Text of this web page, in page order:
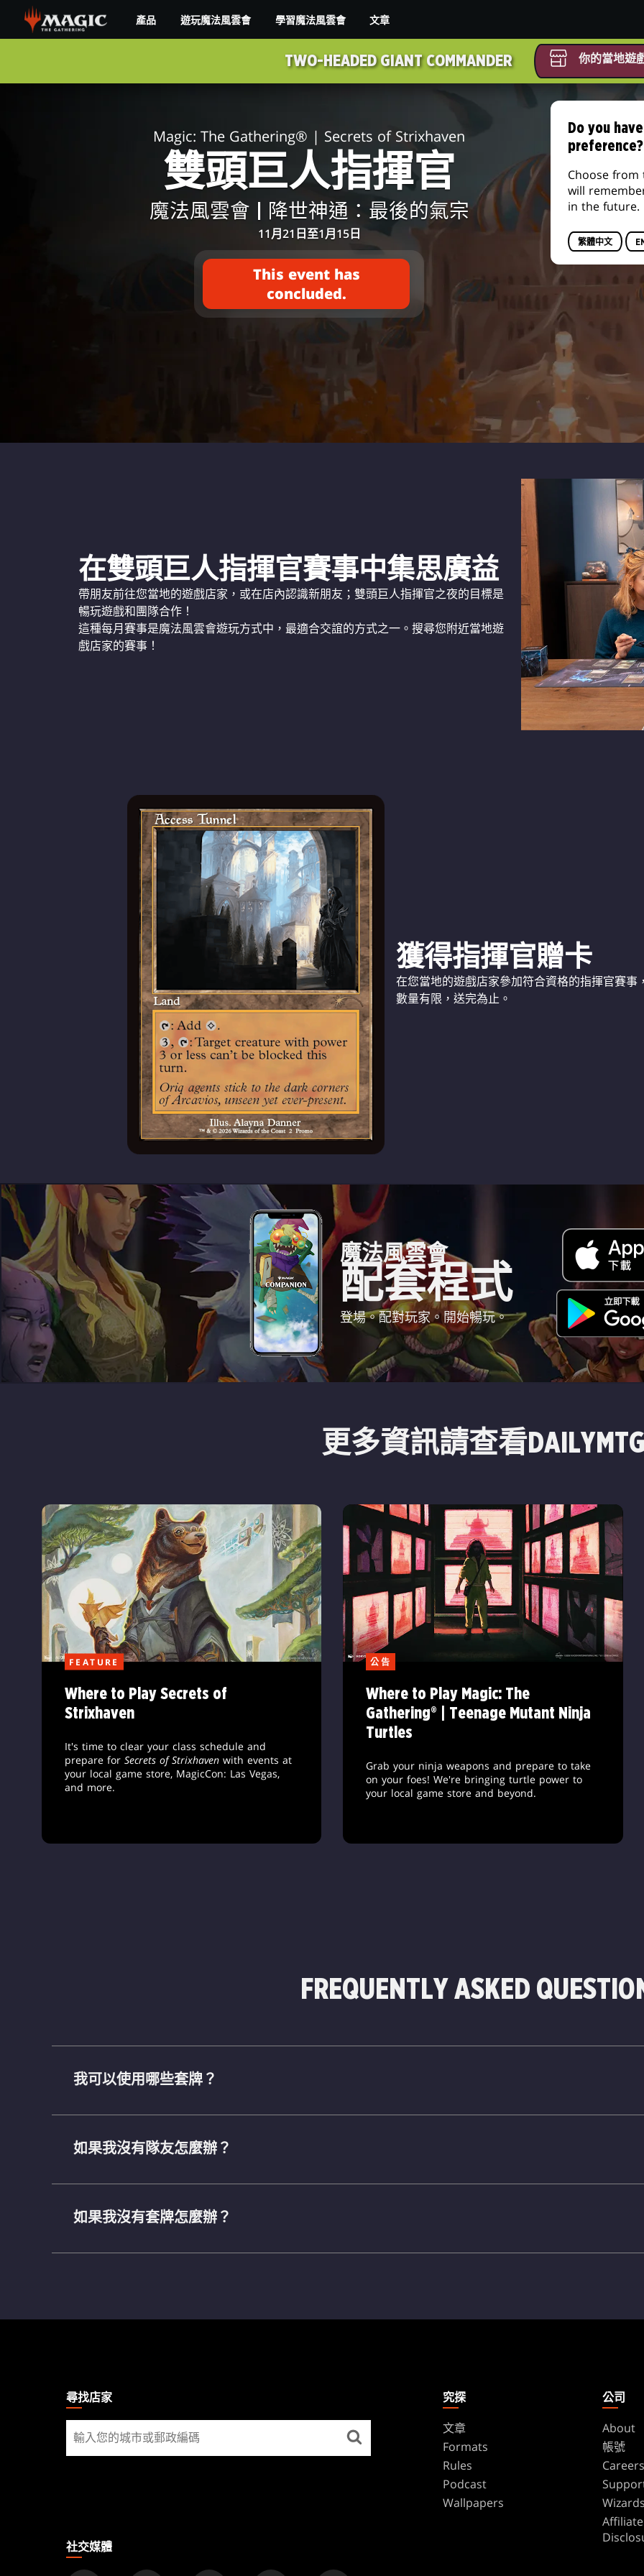
main
產品 遊玩魔法風雲會 學習魔法風雲會 文章
頭
TWO-HEADED GIANT COMMANDER 你的當地遊
Magic: The Gathering® | Secrets of Strixhaven
雙頭巨人指揮官
魔法風雲會 | 降世神通：最後的氣宗
11月21日至1月15日
This event has
concluded.
在雙頭巨人指揮官賽事中集思廣益
帶朋友前往您當地的遊戲店家，或在店內認識新朋友；雙頭巨人指揮官之夜的目標是
暢玩遊戲和團隊合作！
這種每月賽事是魔法風雲會遊玩方式中，最適合交誼的方式之一。搜尋您附近當地遊
戲店家的賽事！
獲得指揮官贈卡
在您當地的遊戲店家參加符合資格的指揮官賽
數量有限，送完為止。
魔法風雲會
配套程式
登場。配對玩家。開始暢玩。
更多資訊請查看DAILYMTG
FEATURE
Where to Play Secrets of
Strixhaven
It's time to clear your class schedule and
prepare for Secrets of Strixhaven with events at
your local game store, MagicCon: Las Vegas,
and more.
公告
Where to Play Magic: The
Gathering® | Teenage Mutant Ninja
Turtles
Grab your ninja weapons and prepare to take
on your foes! We're bringing turtle power to
your local game store and beyond.
FREQUENTLY ASKED
我可以使用哪些套牌？
如果我沒有隊友怎麼辦？
如果我沒有套牌怎麼辦？
GATHERING尋找店家
尋
找
社交媒體
究探
文章
Formats
Rules
Podcast
Wallpapers
公司
About
帳號
Careers
Do you
preference?
Choose
will
in the future.
繁體中文